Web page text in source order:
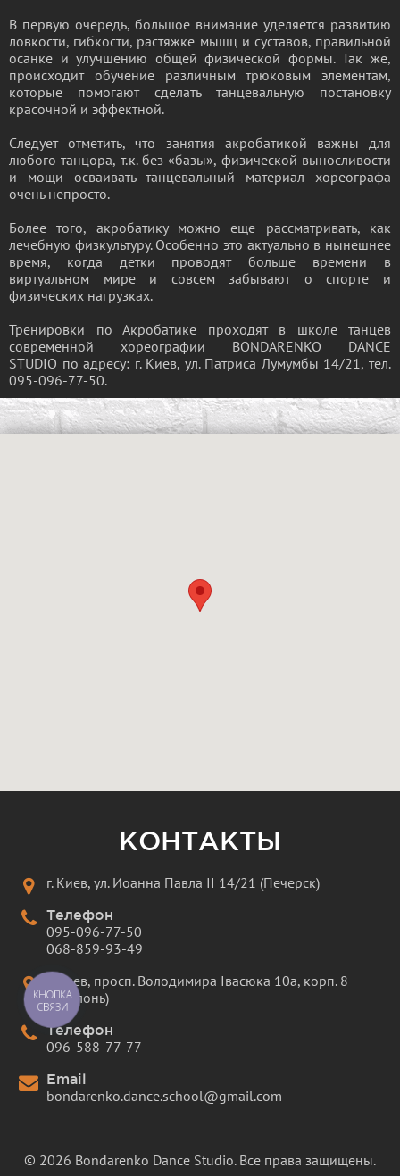
В первую очередь, большое внимание уделяется развитию
ловкости, гибкости, растяжке мышц и суставов, правильной
осанке и улучшению общей физической формы. Так же,
происходит обучение различным трюковым элементам,
которые помогают сделать танцевальную постановку
красочной и эффектной.
Следует отметить, что занятия акробатикой важны для
любого танцора, т.к. без «базы», физической выносливости
и мощи осваивать танцевальный материал хореографа
очень непросто.
Более того, акробатику можно еще рассматривать, как
лечебную физкультуру. Особенно это актуально в нынешнее
время, когда детки проводят больше времени в
виртуальном мире и совсем забывают о спорте и
физических нагрузках.
Тренировки по Акробатике проходят в школе танцев
современной хореографии BONDARENKO DANCE
STUDIO по адресу: г. Киев, ул. Патриса Лумумбы 14/21, тел.
095-096-77-50.
КОНТАКТЫ
г. Киев, ул. Иоанна Павла II 14/21 (Печерск)
Телефон
095-096-77-50
068-859-93-49
г. Киев, просп. Володимира Івасюка 10а, корп. 8
(Оболонь)
Телефон
096-588-77-77
Email
bondarenko.dance.school@gmail.com
© 2026 Bondarenko Dance Studio. Все права защищены.
КНОПКА
СВЯЗИ